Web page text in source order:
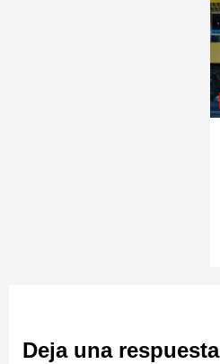
Deja una respuesta